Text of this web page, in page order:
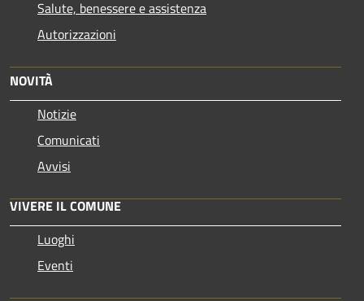
Salute, benessere e assistenza
Autorizzazioni
NOVITÀ
Notizie
Comunicati
Avvisi
VIVERE IL COMUNE
Luoghi
Eventi